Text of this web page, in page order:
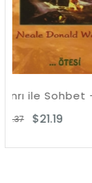
- 3